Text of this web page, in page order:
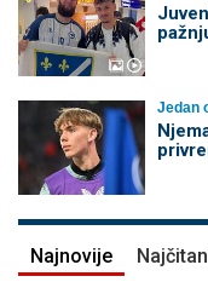
Jedan
Najnovije